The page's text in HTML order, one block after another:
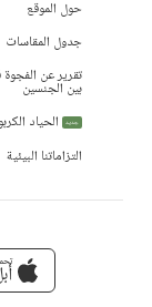
حول الموقع
جدول المقاسات
تقرير عن
بين الجنسين
جديد
الحياد
التزاماتنا البيئية